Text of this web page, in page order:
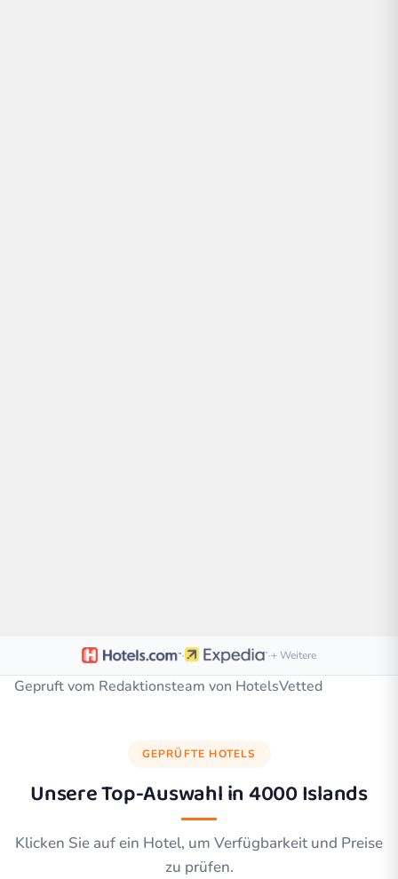
· ·+ Weitere
Gepruft vom Redaktionsteam von HotelsVetted
GEPRÜFTE HOTELS
Unsere Top-Auswahl in4000 Islands
Klicken Sie auf ein Hotel, um Verfügbarkeit und Preise
zu prüfen.